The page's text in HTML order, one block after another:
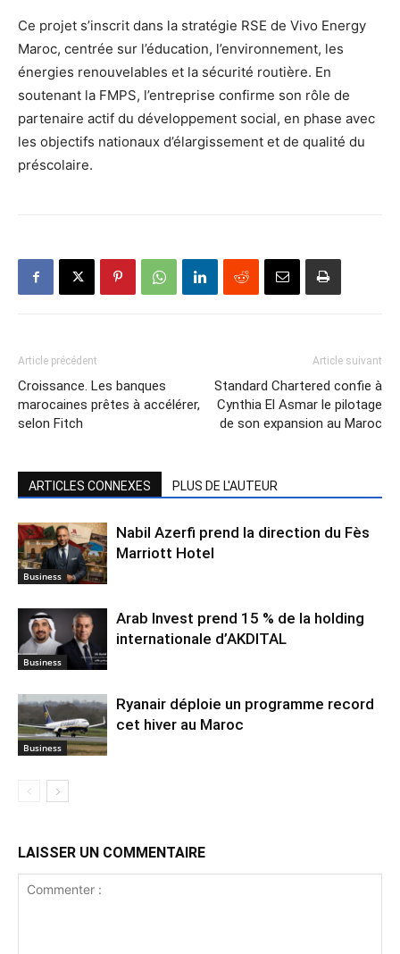
Ce projet s’inscrit dans la stratégie RSE de Vivo Energy
Maroc, centrée sur l’éducation, l’environnement, les
énergies renouvelables et la sécurité routière. En
soutenant la FMPS, l’entreprise confirme son rôle de
partenaire actif du développement social, en phase avec
les objectifs nationaux d’élargissement et de qualité du
préscolaire.
Article précédent
Croissance. Les banques
marocaines prêtes à accélérer,
selon Fitch
Article suivant
Standard Chartered confie à
Cynthia El Asmar le pilotage
de son expansion au Maroc
ARTICLES CONNEXES PLUS DE L'AUTEUR
Business
Nabil Azerfi prend la direction du Fès
Marriott Hotel
Business
Arab Invest prend 15 % de la holding
internationale d’AKDITAL
Business
Ryanair déploie un programme record
cet hiver au Maroc
LAISSER UN COMMENTAIRE